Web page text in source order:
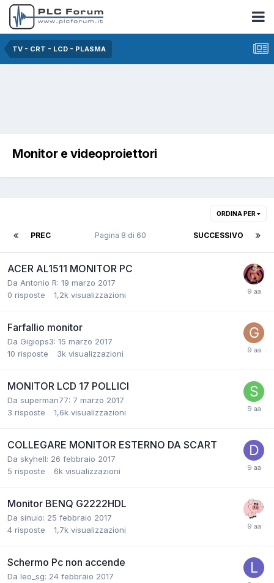
TV - CRT - LCD - PLASMA
Monitor e videoproiettori
ORDINA PER
PREC SUCCESSIVO
Pagina 8 di 60
ACER AL1511 MONITOR PC
Da Antonio R: 19 marzo 2017
0 risposte 1,2k visualizzazioni
Farfallio monitor
Da Gigiops3: 15 marzo 2017
10 risposte 3k visualizzazioni
MONITOR LCD 17 POLLICI
Da superman77: 7 marzo 2017
3 risposte 1,6k visualizzazioni
COLLEGARE MONITOR ESTERNO DA SCART
Da skyhell: 26 febbraio 2017
5 risposte 6k visualizzazioni
Monitor BENQ G2222HDL
Da sinuio: 25 febbraio 2017
4 risposte 1,7k visualizzazioni
Schermo Pc non accende
Da leo_sg: 24 febbraio 2017